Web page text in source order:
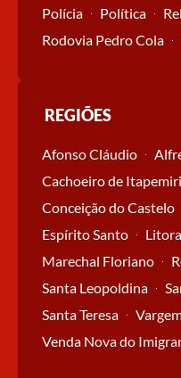
Polícia
Política
Rodovia Pedro Cola
REGIÕES
Afonso Cláudio
Cachoeiro de
Conceição do Castelo
Espírito Santo
Marechal Floriano
Santa Leopoldina
Santa Teresa
Venda Nova do